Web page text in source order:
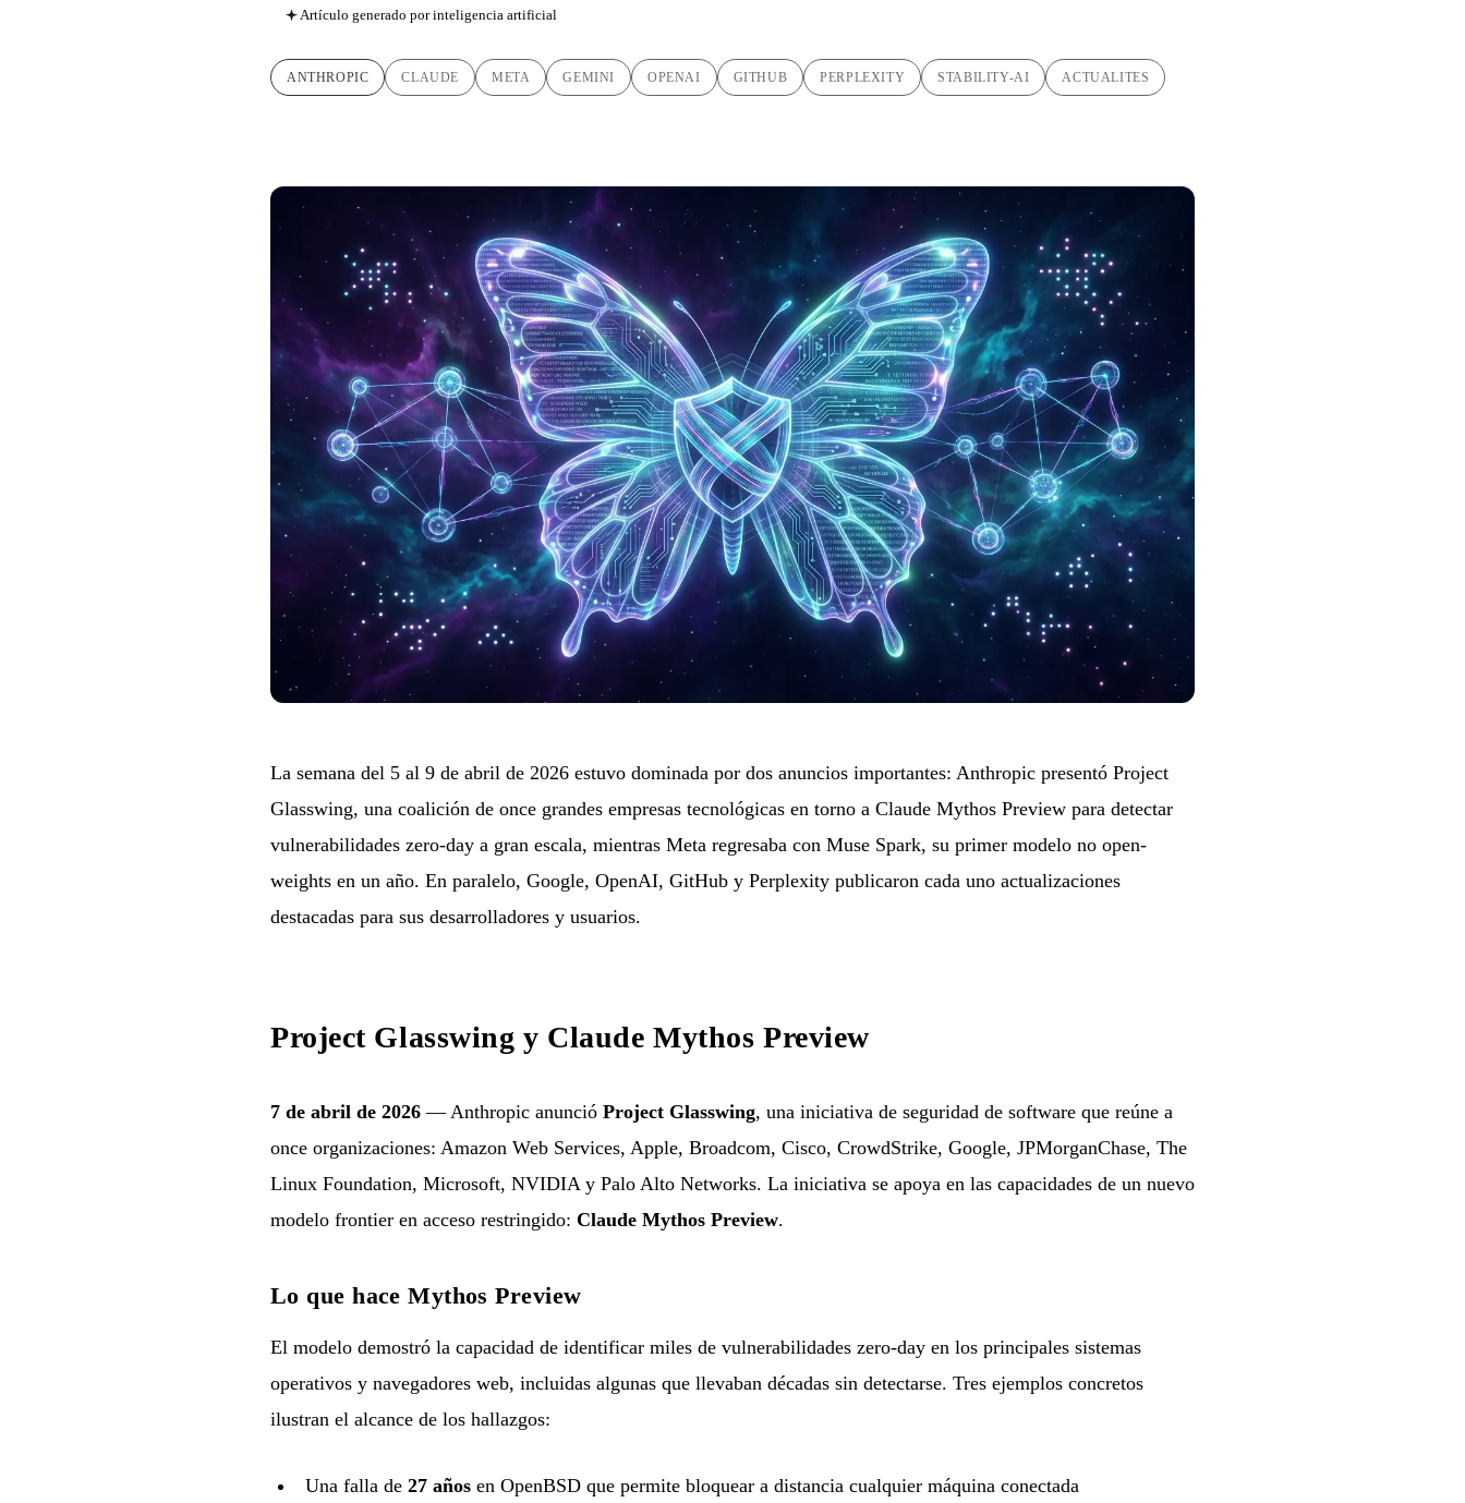
Artículo generado por inteligencia artificial
ANTHROPIC CLAUDE META GEMINI OPENAI GITHUB PERPLEXITY STABILITY-AI ACTUALITES
La semana del 5 al 9 de abril de 2026 estuvo dominada por dos anuncios importantes: Anthropic presentó Project
Glasswing, una coalición de once grandes empresas tecnológicas en torno a Claude Mythos Preview para detectar
vulnerabilidades zero-day a gran escala, mientras Meta regresaba con Muse Spark, su primer modelo no open-
weights en un año. En paralelo, Google, OpenAI, GitHub y Perplexity publicaron cada uno actualizaciones
destacadas para sus desarrolladores y usuarios.
Project Glasswing y Claude Mythos Preview
7 de abril de 2026 — Anthropic anunció Project Glasswing, una iniciativa de seguridad de software que reúne a
once organizaciones: Amazon Web Services, Apple, Broadcom, Cisco, CrowdStrike, Google, JPMorganChase, The
Linux Foundation, Microsoft, NVIDIA y Palo Alto Networks. La iniciativa se apoya en las capacidades de un nuevo
modelo frontier en acceso restringido: Claude Mythos Preview.
Lo que hace Mythos Preview
El modelo demostró la capacidad de identificar miles de vulnerabilidades zero-day en los principales sistemas
operativos y navegadores web, incluidas algunas que llevaban décadas sin detectarse. Tres ejemplos concretos
ilustran el alcance de los hallazgos:
Una falla de 27 años en OpenBSD que permite bloquear a distancia cualquier máquina conectada